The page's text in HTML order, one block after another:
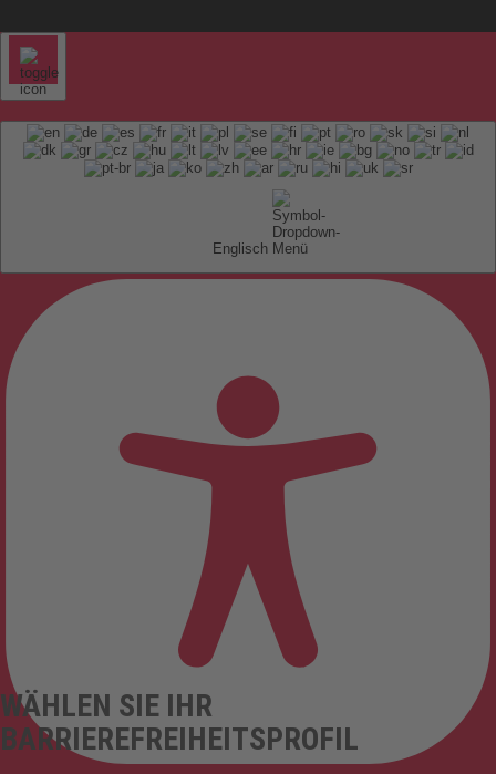
Englisch
WÄHLEN SIE IHR
BARRIEREFREIHEITSPROFIL